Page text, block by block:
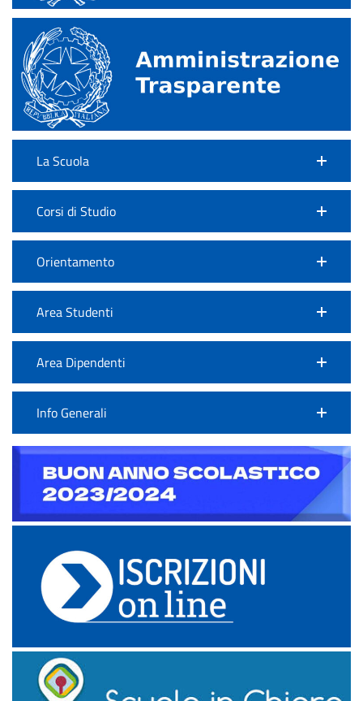
La Scuola
Corsi di Studio
Orientamento
Area Studenti
Area Dipendenti
Info Generali